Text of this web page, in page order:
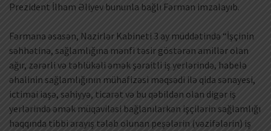
Prezident İlham Əliyev bununla bağlı Fərman imzalayıb.
Fərmana əsasən, Nazirlər Kabineti 3 ay müddətində “İşçinin
səhhətinə, sağlamlığına mənfi təsir göstərən amillər olan
ağır, zərərli və təhlükəli əmək şəraitli iş yerlərində, habelə
əhalinin sağlamlığının mühafizəsi məqsədi ilə qida sənayesi,
ictimai iaşə, səhiyyə, ticarət və bu qəbildən olan digər iş
yerlərində əmək müqaviləsi bağlanılarkən işçilərin sağlamlığı
haqqında tibbi arayış tələb olunan peşələrin (vəzifələrin) iş